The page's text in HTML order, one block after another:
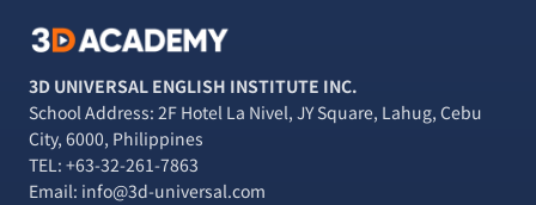
3D UNIVERSAL ENGLISH INSTITUTE INC.
School Address: 2F Hotel La Nivel, JY Square, Lahug, Cebu
City, 6000, Philippines
TEL: +63-32-261-7863
Email: info@3d-universal.com